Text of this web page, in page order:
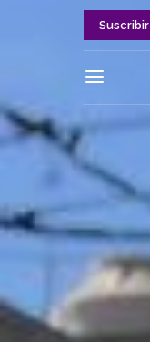
Suscribir